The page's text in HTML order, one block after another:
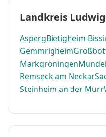
Landkreis
AspergBietigheim-
Gemmrigheim
Markgröningen
Remseck am Neckar
Steinheim an der Murr